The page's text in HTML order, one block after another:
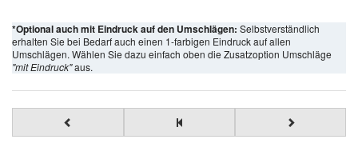
*Optional auch mit Eindruck auf den Umschlägen: Selbstverständlich
erhalten Sie bei Bedarf auch einen 1-farbigen Eindruck auf allen
Umschlägen. Wählen Sie dazu einfach oben die Zusatzoption Umschläge
"mit Eindruck"aus.